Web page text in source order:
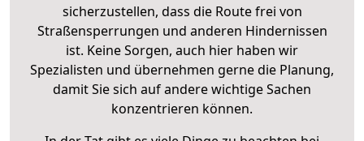
sicherzustellen, dass die Route frei von
Straßensperrungen und anderen Hindernissen
ist. Keine Sorgen, auch hier haben wir
Spezialisten und übernehmen gerne die Planung,
damit Sie sich auf andere wichtige Sachen
konzentrieren können.